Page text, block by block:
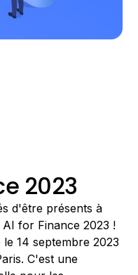
2023
d'être présents à
for Finance 2023 !
14 septembre 2023
C'est une